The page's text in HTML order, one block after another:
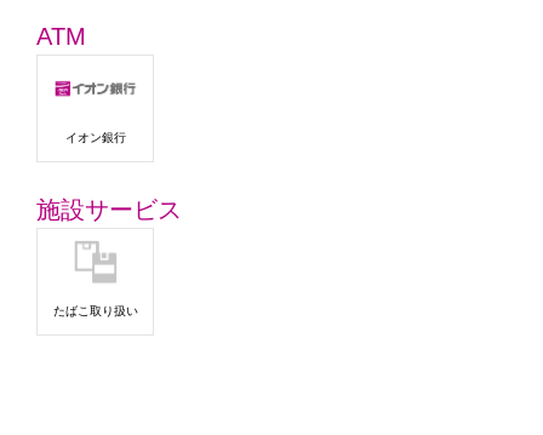
ATM
イオン銀行
施設サービス
たばこ取り扱い